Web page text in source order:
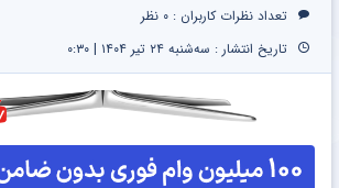
تعداد نظرات کاربران : ۰ نظر
تاریخ انتشار : سه‌شنبه ۲۴ تیر ۱۴۰۴ | ۰:۳۰